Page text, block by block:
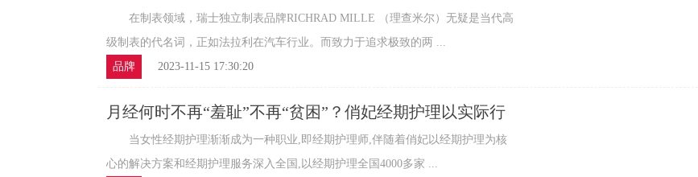
在制表领域，瑞士独立制表品牌RICHRAD MILLE （理查米尔）无疑是当代高
级制表的代名词，正如法拉利在汽车行业。而致力于追求极致的两 ...
品牌
2023-11-15 17:30:20
月经何时不再“羞耻”不再“贫困”？俏妃经期护理以实际行
当女性经期护理渐渐成为一种职业,即经期护理师,伴随着俏妃以经期护理为核
心的解决方案和经期护理服务深入全国,以经期护理全国4000多家 ...